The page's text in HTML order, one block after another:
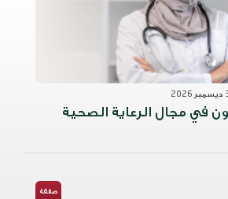
في مجال الرعاية الصحية
صفقة